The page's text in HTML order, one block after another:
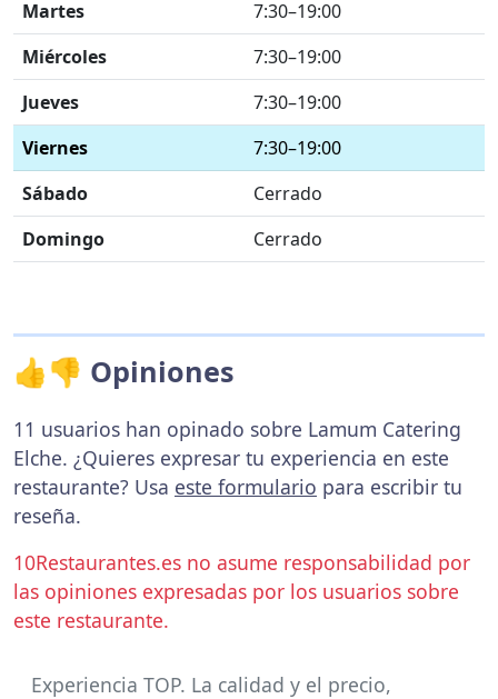
Martes
7:30–19:00
Miércoles
7:30–19:00
Jueves
7:30–19:00
Viernes
7:30–19:00
Sábado
Cerrado
Domingo
Cerrado
👍👎 Opiniones
11 usuarios han opinado sobre Lamum Catering
Elche. ¿Quieres expresar tu experiencia en este
restaurante? Usa este formulario para escribir tu
reseña.
10Restaurantes.es no asume responsabilidad por
las opiniones expresadas por los usuarios sobre
este restaurante.
Experiencia TOP. La calidad y el precio,